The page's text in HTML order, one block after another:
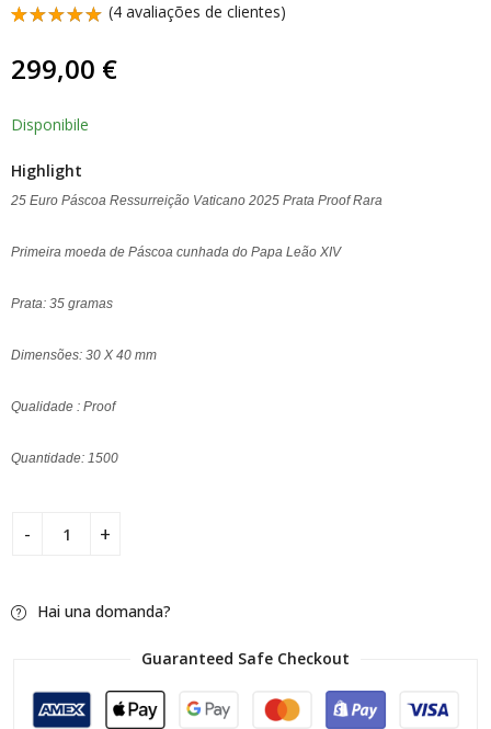
com 5.00
em 5 com
base em
de
clientes
(4 avaliações de clientes)
299,00 €
Disponibile
Highlight
25 Euro Páscoa Ressurreição Vaticano 2025 Prata Proof Rara
Primeira moeda de Páscoa cunhada do Papa Leão XIV
Prata: 35 gramas
Dimensões: 30 X 40 mm
Qualidade : Proof
Quantidade: 1500
Hai una domanda?
Guaranteed Safe Checkout